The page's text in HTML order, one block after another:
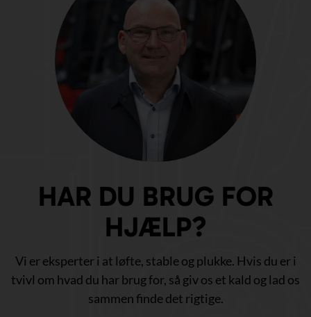
HAR DU BRUG FOR
HJÆLP?
Vi er eksperter i at løfte, stable og plukke. Hvis du er i
tvivl om hvad du har brug for, så giv os et kald og lad os
sammen finde det rigtige.